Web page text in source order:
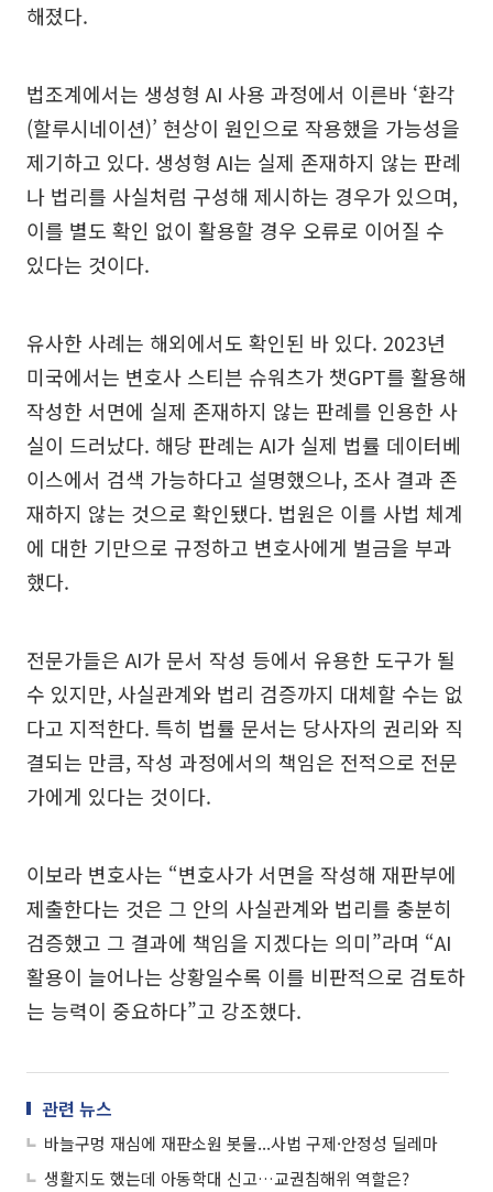
해졌다.
법조계에서는 생성형 AI 사용 과정에서 이른바 ‘환각
(할루시네이션)’ 현상이 원인으로 작용했을 가능성을
제기하고 있다. 생성형 AI는 실제 존재하지 않는 판례
나 법리를 사실처럼 구성해 제시하는 경우가 있으며,
이를 별도 확인 없이 활용할 경우 오류로 이어질 수
있다는 것이다.
유사한 사례는 해외에서도 확인된 바 있다. 2023년
미국에서는 변호사 스티븐 슈워츠가 챗GPT를 활용해
작성한 서면에 실제 존재하지 않는 판례를 인용한 사
실이 드러났다. 해당 판례는 AI가 실제 법률 데이터베
이스에서 검색 가능하다고 설명했으나, 조사 결과 존
재하지 않는 것으로 확인됐다. 법원은 이를 사법 체계
에 대한 기만으로 규정하고 변호사에게 벌금을 부과
했다.
전문가들은 AI가 문서 작성 등에서 유용한 도구가 될
수 있지만, 사실관계와 법리 검증까지 대체할 수는 없
다고 지적한다. 특히 법률 문서는 당사자의 권리와 직
결되는 만큼, 작성 과정에서의 책임은 전적으로 전문
가에게 있다는 것이다.
이보라 변호사는 “변호사가 서면을 작성해 재판부에
제출한다는 것은 그 안의 사실관계와 법리를 충분히
검증했고 그 결과에 책임을 지겠다는 의미”라며 “AI
활용이 늘어나는 상황일수록 이를 비판적으로 검토하
는 능력이 중요하다”고 강조했다.
관련 뉴스
바늘구멍 재심에 재판소원 봇물...사법 구제·안정성 딜레마
생활지도 했는데 아동학대 신고…교권침해위 역할은?